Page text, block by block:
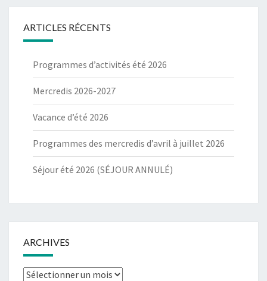
ARTICLES RÉCENTS
Programmes d’activités été 2026
Mercredis 2026-2027
Vacance d’été 2026
Programmes des mercredis d’avril à juillet 2026
Séjour été 2026 (SÉJOUR ANNULÉ)
ARCHIVES
Archives